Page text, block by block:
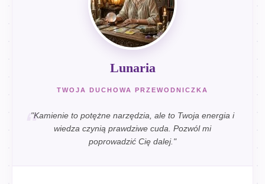
Lunaria
TWOJA DUCHOWA PRZEWODNICZKA
"Kamienie to potężne narzędzia, ale to Twoja energia i
wiedza czynią prawdziwe cuda. Pozwól mi
poprowadzić Cię dalej."